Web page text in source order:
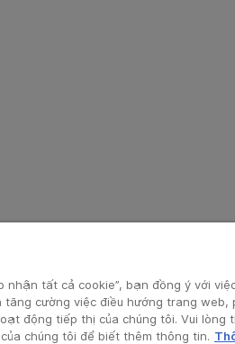
nhận tất cả cookie”, bạn đồng ý với
tăng cường việc điều hướng trang
động tiếp thị của chúng tôi. Vui lòng
chúng tôi để biết thêm thông tin.